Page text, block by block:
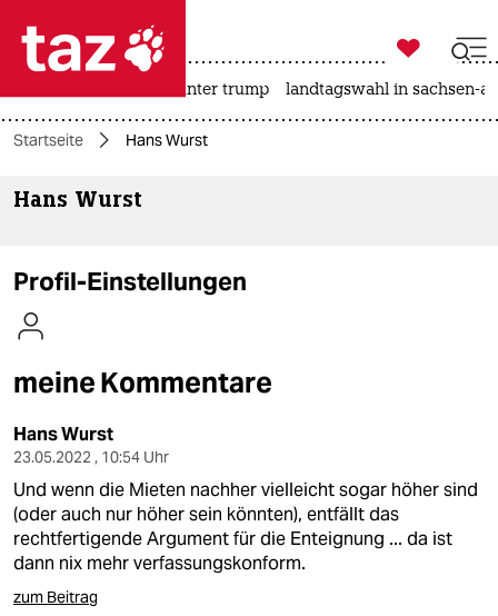
 taz zahl ich
taz zahl ich
themen
kultur
sport
berlin
nord
wahrheit

taz zahl ich
usa unter trump landtagswahl in sachsen-
Startseite Hans Wurst
Hans Wurst
Profil-Einstellungen
meine Kommentare
Hans Wurst
23.05.2022 , 10:54 Uhr
Und wenn die Mieten nachher vielleicht sogar höher sind
(oder auch nur höher sein könnten), entfällt das
rechtfertigende Argument für die Enteignung ... da ist
dann nix mehr verfassungskonform.
zum Beitrag